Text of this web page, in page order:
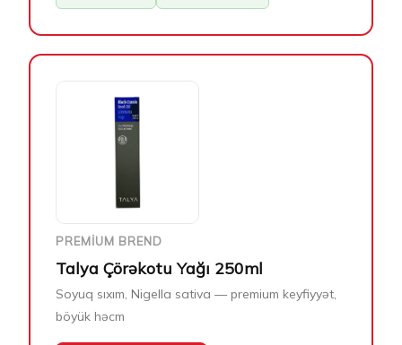
PREMIUM BREND
Talya Çörəkotu Yağı 250ml
Soyuq sıxım, Nigella sativa — premium keyfiyyət,
böyük həcm